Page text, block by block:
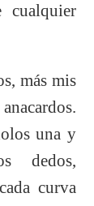
cualquier
más mis
una y
dedos,
curva